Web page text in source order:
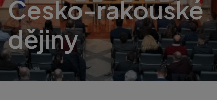
Česko-rakouské
dějiny